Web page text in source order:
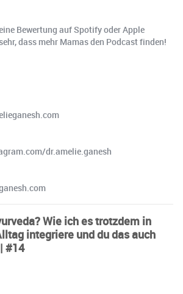
Bewertung auf Spotify oder Apple
dass mehr Mamas den Podcast finden!
dr.amelie.ganesh
Wie ich es trotzdem in
integriere und du das auch
#14